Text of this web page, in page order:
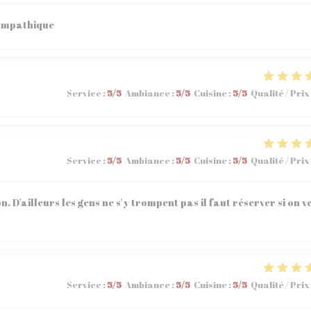
Service :5/5 Ambiance :5/5 Cuisine :5/5 Qualité / Prix
Service :5/5 Ambiance :5/5 Cuisine :5/5 Qualité / Prix
D'ailleurs les gens ne s'y trompent pas il faut réserver si on
Service :5/5 Ambiance :5/5 Cuisine :5/5 Qualité / Prix